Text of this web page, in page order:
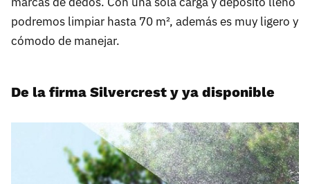
podremos limpiar hasta 70 m², además es muy ligero y
cómodo de manejar.
De la firma Silvercrest y ya disponible